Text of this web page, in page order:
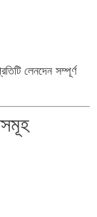
লেনদেন সম্পূর্ণ